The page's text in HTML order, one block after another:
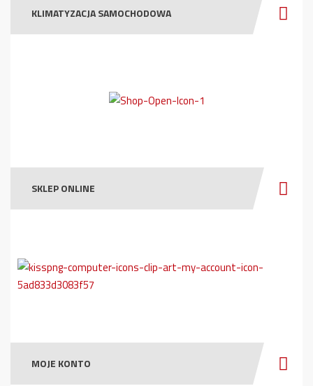
KLIMATYZACJA SAMOCHODOWA
SKLEP ONLINE
MOJE KONTO